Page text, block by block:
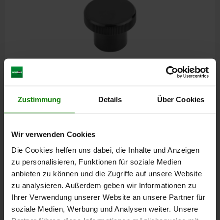
Zustimmung Details Über Cookies
Wir verwenden Cookies
Die Cookies helfen uns dabei, die Inhalte und Anzeigen
zu personalisieren, Funktionen für soziale Medien
anbieten zu können und die Zugriffe auf unsere Website
zu analysieren. Außerdem geben wir Informationen zu
Ihrer Verwendung unserer Website an unsere Partner für
soziale Medien, Werbung und Analysen weiter. Unsere
RÄNDELKNOPF D=M06 D1=26, FORM:C DUROPLAST,
GEWINDE=M6 AUSSENDURCHMESSER=26
FORM=C
1,21 CHF
zzgl. Versandkosten
DETAILS
DETAILS